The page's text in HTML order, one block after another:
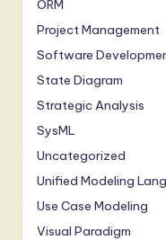
ORM
Project Management
Software
State Diagram
Strategic Analysis
SysML
Uncategorized
Unified Modeling
Use Case Modeling
Visual Paradigm